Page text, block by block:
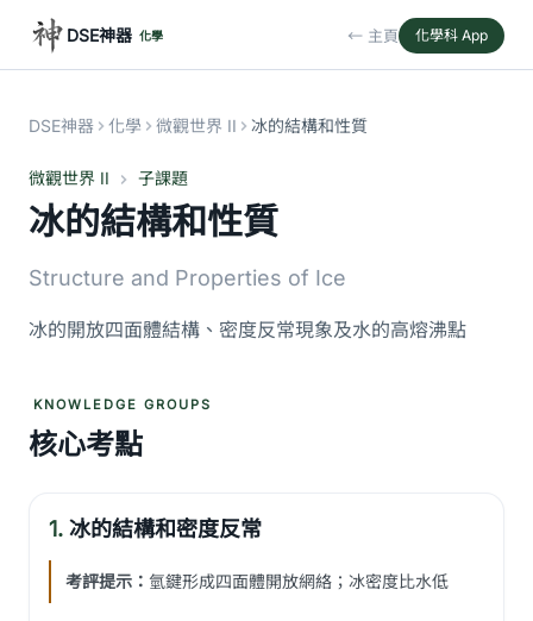
DSE神器 化學 ← 主頁 化學科 App
DSE神器 化學 微觀世界 II 冰的結構和性質
微觀世界 II 子課題
冰的結構和性質
Structure and Properties of Ice
冰的開放四面體結構、密度反常現象及水的高熔沸點
KNOWLEDGE GROUPS
核心考點
1. 冰的結構和密度反常
考評提示： 氫鍵形成四面體開放網絡；冰密度比水低